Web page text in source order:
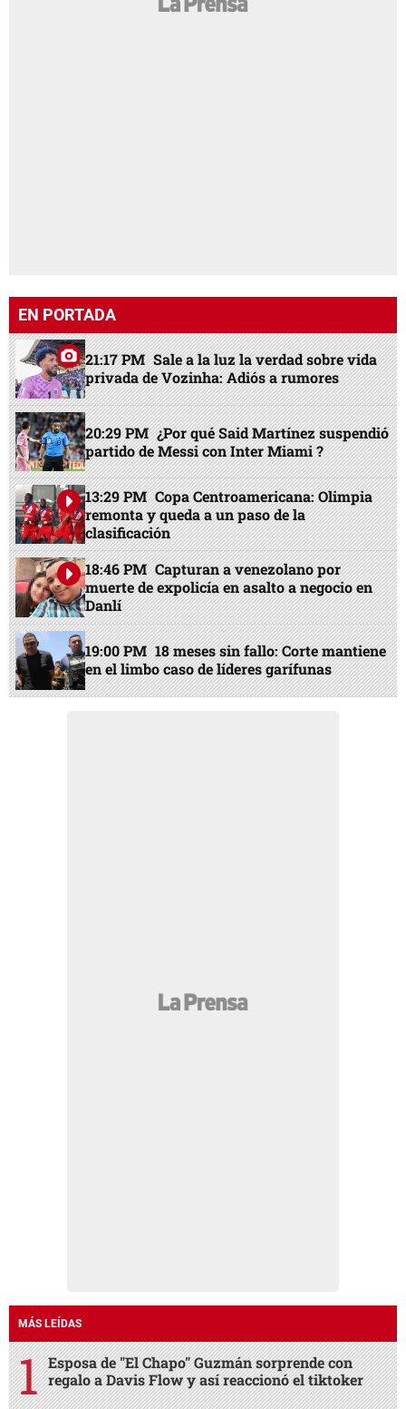
EN PORTADA
21:17 PM Sale a la luz la verdad sobre vida
privada de Vozinha: Adiós a rumores
20:29 PM ¿Por qué Said Martínez suspendió
partido de Messi con Inter Miami ?
13:29 PM Copa Centroamericana: Olimpia
remonta y queda a un paso de la
clasificación
18:46 PM Capturan a venezolano por
muerte de expolicía en asalto a negocio en
Danlí
19:00 PM 18 meses sin fallo: Corte mantiene
en el limbo caso de líderes garífunas
MÁS LEÍDAS
Esposa de "El Chapo" Guzmán sorprende con
regalo a Davis Flow y así reaccionó el tiktoker